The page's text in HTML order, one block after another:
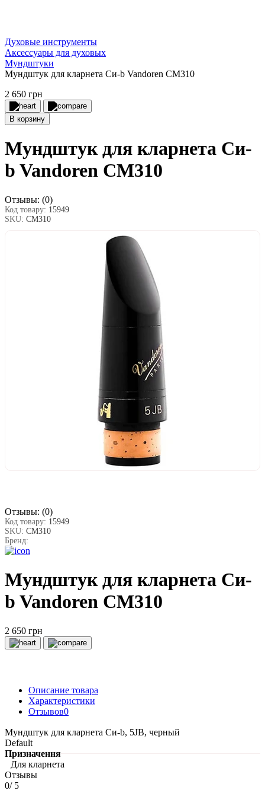
Духовые инструменты
Аксессуары для духовых
Мундштуки
Мундштук для кларнета Си-b Vandoren CM310
2 650 грн
В корзину
Мундштук для кларнета Си-
b Vandoren CM310
Отзывы: (0)
Код товару: 15949
SKU: СМ310
Отзывы: (0)
Код товару: 15949
SKU: СМ310
Бренд:
Мундштук для кларнета Си-
b Vandoren CM310
2 650 грн
Описание товара
Характеристики
Отзывов0
Мундштук для кларнета Си-b, 5JB, черный
Default
Призначення
Для кларнета
Отзывы
0/ 5